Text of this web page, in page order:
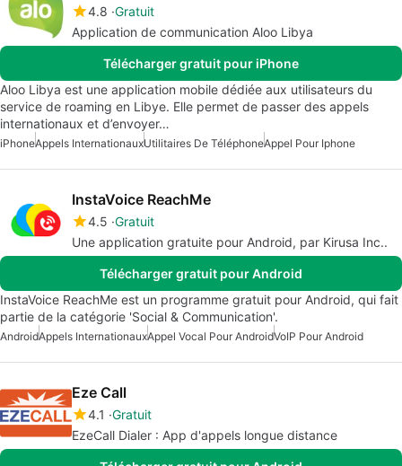
4.8 Gratuit
Application de communication Aloo Libya
Télécharger gratuit pour iPhone
Aloo Libya est une application mobile dédiée aux utilisateurs du
service de roaming en Libye. Elle permet de passer des appels
internationaux et d’envoyer…
iPhoneAppels InternationauxUtilitaires De TéléphoneAppel Pour Iphone
InstaVoice ReachMe
4.5 Gratuit
Une application gratuite pour Android, par Kirusa Inc..
Télécharger gratuit pour Android
InstaVoice ReachMe est un programme gratuit pour Android, qui fait
partie de la catégorie 'Social & Communication'.
AndroidAppels InternationauxAppel Vocal Pour AndroidVoIP Pour Android
Eze Call
4.1 Gratuit
EzeCall Dialer : App d'appels longue distance